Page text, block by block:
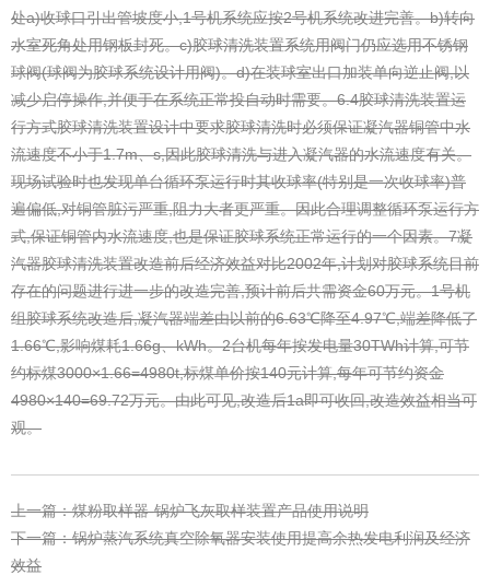
处a)收球口引出管坡度小,1号机系统应按2号机系统改进完善。b)转向
水室死角处用钢板封死。c)胶球清洗装置系统用阀门仍应选用不锈钢
球阀(球阀为胶球系统设计用阀)。d)在装球室出口加装单向逆止阀,以
减少启停操作,并便于在系统正常投自动时需要。6.4胶球清洗装置运
行方式胶球清洗装置设计中要求胶球清洗时必须保证凝汽器铜管中水
流速度不小于1.7m、s,因此胶球清洗与进入凝汽器的水流速度有关。
现场试验时也发现单台循环泵运行时其收球率(特别是一次收球率)普
遍偏低,对铜管脏污严重,阻力大者更严重。因此合理调整循环泵运行方
式,保证铜管内水流速度,也是保证胶球系统正常运行的一个因素。7凝
汽器胶球清洗装置改造前后经济效益对比2002年,计划对胶球系统目前
存在的问题进行进一步的改造完善,预计前后共需资金60万元。1号机
组胶球系统改造后,凝汽器端差由以前的6.63℃降至4.97℃,端差降低了
1.66℃,影响煤耗1.66g、kWh。2台机每年按发电量30TWh计算,可节
约标煤3000×1.66=4980t,标煤单价按140元计算,每年可节约资金
4980×140=69.72万元。由此可见,改造后1a即可收回,改造效益相当可
观。
上一篇：煤粉取样器-锅炉飞灰取样装置产品使用说明
下一篇：锅炉蒸汽系统真空除氧器安装使用提高余热发电利润及经济
效益